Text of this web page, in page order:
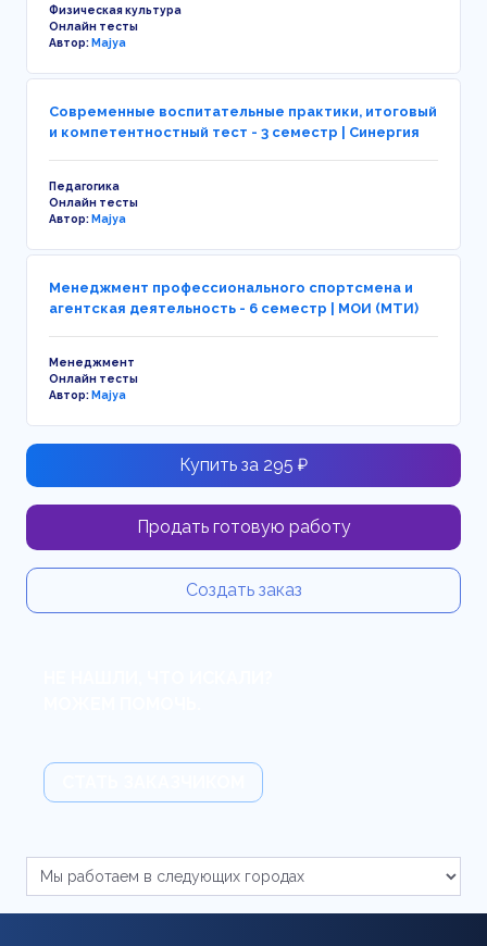
Физическая культура
Онлайн тесты
Автор:Majya
Современные воспитательные практики, итоговый
и компетентностный тест - 3 семестр | Синергия
Педагогика
Онлайн тесты
Автор:Majya
Менеджмент профессионального спортсмена и
агентская деятельность - 6 семестр | МОИ (МТИ)
Менеджмент
Онлайн тесты
Автор:Majya
Купить за 295 ₽
Продать готовую работу
Создать заказ